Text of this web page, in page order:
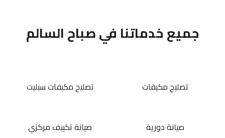
جميع خدماتنا في صباح السالم
تصليح مكيفات تصليح مكيفات سبليت
صيانة دورية صيانة تكييف مركزي